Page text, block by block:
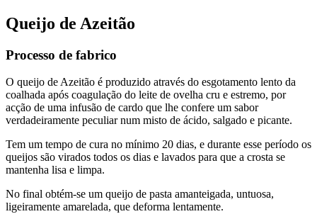
Queijo de Azeitão
Processo de fabrico
O queijo de Azeitão é produzido através do esgotamento lento da
coalhada após coagulação do leite de ovelha cru e estremo, por
acção de uma infusão de cardo que lhe confere um sabor
verdadeiramente peculiar num misto de ácido, salgado e picante.
Tem um tempo de cura no mínimo 20 dias, e durante esse período os
queijos são virados todos os dias e lavados para que a crosta se
mantenha lisa e limpa.
No final obtém-se um queijo de pasta amanteigada, untuosa,
ligeiramente amarelada, que deforma lentamente.